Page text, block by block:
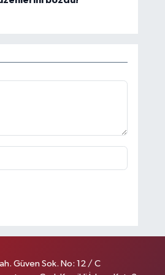
Güven Sok. No: 12 / C